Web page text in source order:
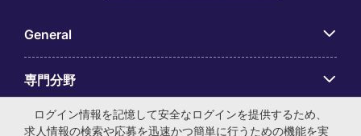
General
専門分野
アプリ
ログイン情報を記憶して安全なログインを提供するため、
求人情報の検索や応募を迅速かつ簡単に行うための機能を実